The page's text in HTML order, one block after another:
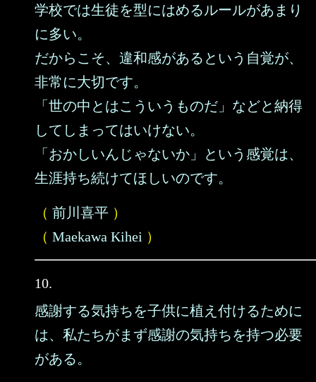
学校では生徒を型にはめるルールがあまり
に多い。
だからこそ、違和感があるという自覚が、
非常に大切です。
「世の中とはこういうものだ」などと納得
してしまってはいけない。
「おかしいんじゃないか」という感覚は、
生涯持ち続けてほしいのです。
（ 前川喜平 ）
（ Maekawa Kihei ）
10.
感謝する気持ちを子供に植え付けるために
は、私たちがまず感謝の気持ちを持つ必要
がある。